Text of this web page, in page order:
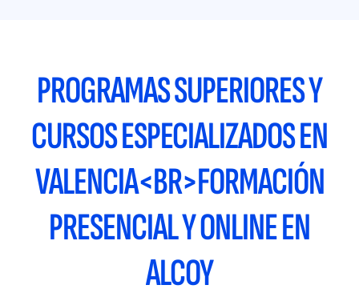
PROGRAMAS SUPERIORES Y
CURSOS ESPECIALIZADOS EN
VALENCIA<BR>FORMACIÓN
PRESENCIAL Y ONLINE EN
ALCOY